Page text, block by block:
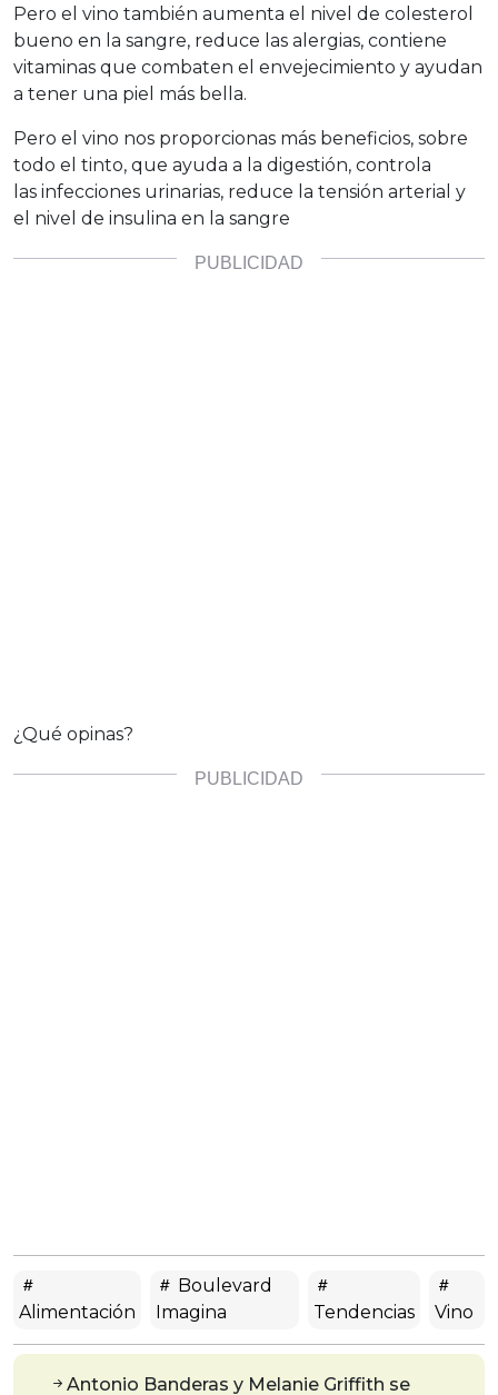
Pero el vino también aumenta el nivel de colesterol
bueno en la sangre, reduce las alergias, contiene
vitaminas que combaten el envejecimiento y ayudan
a tener una piel más bella.
Pero el vino nos proporcionas más beneficios, sobre
todo el tinto, que ayuda a la digestión, controla
las infecciones urinarias, reduce la tensión arterial y
el nivel de insulina en la sangre
¿Qué opinas?
Alimentación
Boulevard
Imagina
Tendencias Vino
Antonio Banderas y Melanie Griffith se